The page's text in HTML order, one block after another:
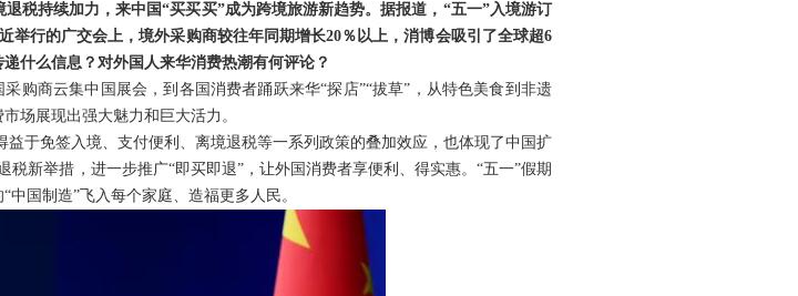
税持续加力，来中国“买买买”成为跨境旅游新趋势。据报道，“五一”入境游订
举行的广交会上，境外采购商较往年同期增长20％以上，消博会吸引了全球超6
什么信息？对外国人来华消费热潮有何评论？
购商云集中国展会，到各国消费者踊跃来华“探店”“拔草”，从特色美食到非遗
场展现出强大魅力和巨大活力。
于免签入境、支付便利、离境退税等一系列政策的叠加效应，也体现了中国扩
新举措，进一步推广“即买即退”，让外国消费者享便利、得实惠。“五一”假期
国制造”飞入每个家庭、造福更多人民。